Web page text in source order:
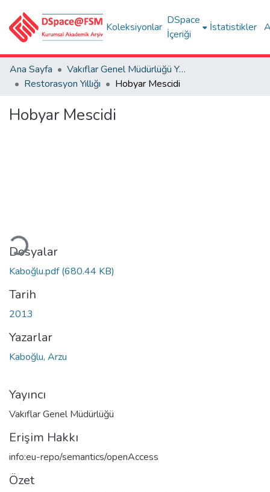
Koleksiyonlar
DSpace
İçeriği
İstatistikler
Ana Sayfa
Vakıflar Genel Müdürlüğü Yayınları
Restorasyon Yıllığı
Hobyar Mescidi
Hobyar Mescidi
Dosyalar
Kaboğlu.pdf(680.44 KB)
Tarih
2013
Yazarlar
Kaboğlu, Arzu
Yayıncı
Vakıflar Genel Müdürlüğü
Erişim Hakkı
info:eu-repo/semantics/openAccess
Özet